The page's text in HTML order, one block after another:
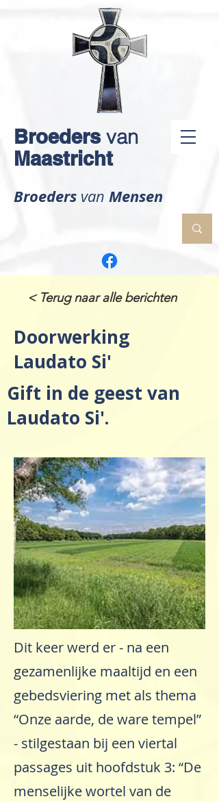
Broeders van
Maastricht
Broeders van Mensen
< Terug naar alle berichten
Doorwerking
Laudato Si'
Gift in de geest van
Laudato Si'.
Dit keer werd er - na een
gezamenlijke maaltijd en een
gebedsviering met als thema
“Onze aarde, de ware tempel”
- stilgestaan bij een viertal
passages uit hoofdstuk 3: “De
menselijke wortel van de